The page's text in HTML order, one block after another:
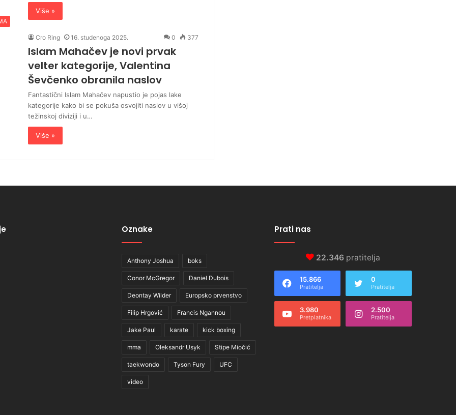
Više »
Cro Ring 16. studenoga 2025. 0 377
Islam Mahačev je novi prvak
velter kategorije, Valentina
Ševčenko obranila naslov
Fantastični Islam Mahačev napustio je pojas lake
kategorije kako bi se pokuša osvojiti naslov u višoj
težinskoj diviziji i u…
Više »
Oznake
Anthony Joshua boks
Conor McGregor Daniel Dubois
Deontay Wilder Europsko prvenstvo
Filip Hrgović Francis Ngannou
Jake Paul karate kick boxing
mma Oleksandr Usyk Stipe Miočić
taekwondo Tyson Fury UFC
video
Prati nas
22.346 pratitelja
15.866
Pratitelja
0
Pratitelja
3.980
Pretplatnika
2.500
Pratitelja